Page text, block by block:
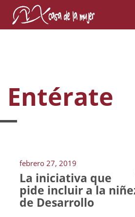
Entérate
febrero 27, 2019
La iniciativa que
pide incluir a la
de Desarrollo